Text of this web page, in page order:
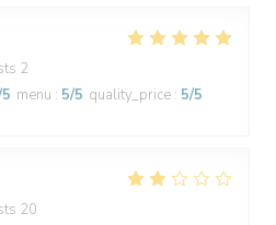
2
menu : 5/5 quality_price : 5/5
20